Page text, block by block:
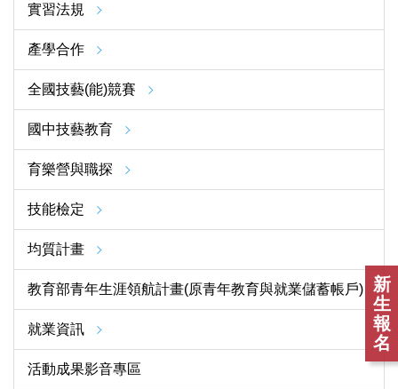
新
生
報
名
實習法規
產學合作
全國技藝(能)競賽
國中技藝教育
育樂營與職探
技能檢定
均質計畫
教育部青年生涯領航計畫(原青年教育與就業儲蓄帳戶)
就業資訊
活動成果影音專區